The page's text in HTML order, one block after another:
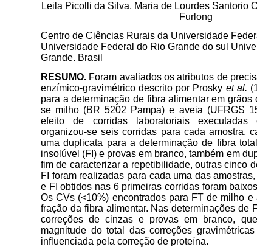
Leila Picolli da Silva, Maria de Lourdes Santorio
Furlong
Centro de Ciências Rurais da Universidade
Universidade Federal do Rio Grande do sul
Grande. Brasil
RESUMO. Foram avaliados os atributos de
enzímico-gravimétrico descrito por Prosky et al.
para a determinação de fibra alimentar em grãos
se milho (BR 5202 Pampa) e aveia (UFRGS
efeito de corridas laboratoriais executadas
organizou-se seis corridas para cada amostra,
uma duplicata para a determinação de fibra
insolúvel (FI) e provas em branco, também em
fim de caracterizar a repetibilidade, outras cinco
FI foram realizadas para cada uma das
e FI obtidos nas 6 primeiras corridas foram
Os CVs (<10%) encontrados para FT de milho
fração da fibra alimentar. Nas determinações de
correções de cinzas e provas em branco,
magnitude do total das correções
influenciada pela correção de proteína.